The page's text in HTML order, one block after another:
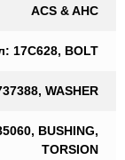
ACS & AHC
17C628, BOLT
WASHER
BUSHING,
TORSION